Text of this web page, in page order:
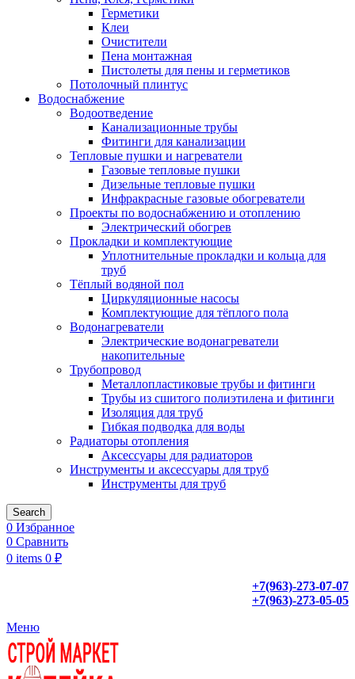
Герметики
Клеи
Очистители
Пена монтажная
Пистолеты для пены и герметиков
Потолочный плинтус
Водоснабжение
Водоотведение
Канализационные трубы
Фитинги для канализации
Тепловые пушки и нагреватели
Газовые тепловые пушки
Дизельные тепловые пушки
Инфракрасные газовые обогреватели
Проекты по водоснабжению и отоплению
Электрический обогрев
Прокладки и комплектующие
Уплотнительные прокладки и кольца для
труб
Тёплый водяной пол
Циркуляционные насосы
Комплектующие для тёплого пола
Водонагреватели
Электрические водонагреватели
накопительные
Трубопровод
Металлопластиковые трубы и фитинги
Трубы из сшитого полиэтилена и фитинги
Изоляция для труб
Гибкая подводка для воды
Радиаторы отопления
Аксессуары для радиаторов
Инструменты и аксессуары для труб
Инструменты для труб
Search
0 Избранное
0 Сравнить
0 items 0 ₽
+7(963)-273-07-07
+7(963)-273-05-05
Меню